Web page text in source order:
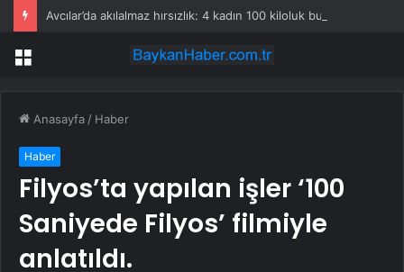
Menü
Anasayfa / Haber
Haber
Filyos’ta yapılan işler ‘100
Saniyede Filyos’ filmiyle
anlatıldı.